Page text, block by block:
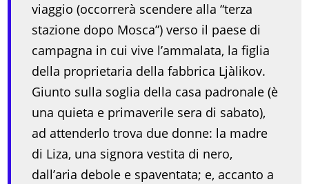
viaggio (occorrerà scendere alla “terza
stazione dopo Mosca”) verso il paese di
campagna in cui vive l’ammalata, la figlia
della proprietaria della fabbrica Ljàlikov.
Giunto sulla soglia della casa padronale (è
una quieta e primaverile sera di sabato),
ad attenderlo trova due donne: la madre
di Liza, una signora vestita di nero,
dall’aria debole e spaventata; e, accanto a